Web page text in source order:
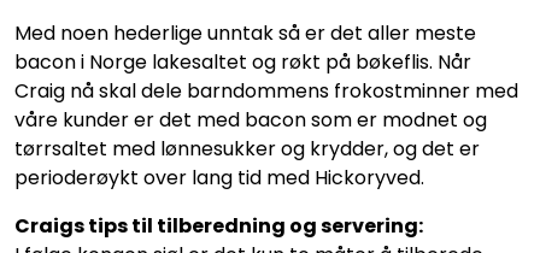
Med noen hederlige unntak så er det aller meste
bacon i Norge lakesaltet og røkt på bøkeflis. Når
Craig nå skal dele barndommens frokostminner med
våre kunder er det med bacon som er modnet og
tørrsaltet med lønnesukker og krydder, og det er
perioderøykt over lang tid med Hickoryved.
Craigs tips til tilberedning og servering: